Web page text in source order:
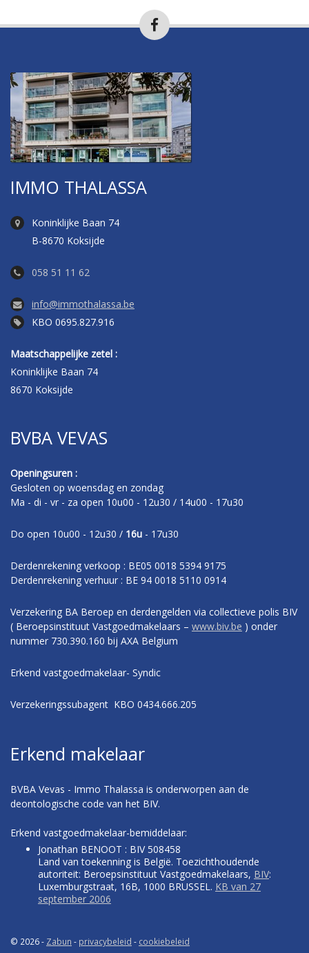
IMMO THALASSA
Koninklijke Baan 74
B-8670 Koksijde
058 51 11 62
info@immothalassa.be
KBO 0695.827.916
Maatschappelijke zetel :
Koninklijke Baan 74
8670 Koksijde
BVBA VEVAS
Openingsuren :
Gesloten op woensdag en zondag
Ma - di - vr - za open 10u00 - 12u30 / 14u00 - 17u30
Do open 10u00 - 12u30 / 16u - 17u30
Derdenrekening verkoop : BE05 0018 5394 9175
Derdenrekening verhuur : BE 94 0018 5110 0914
Verzekering BA Beroep en derdengelden via collectieve polis BIV
( Beroepsinstituut Vastgoedmakelaars – www.biv.be ) onder
nummer 730.390.160 bij AXA Belgium
Erkend vastgoedmakelaar- Syndic
Verzekeringssubagent KBO 0434.666.205
Erkend makelaar
BVBA Vevas - Immo Thalassa is onderworpen aan de
deontologische code van het BIV.
Erkend vastgoedmakelaar-bemiddelaar:
Jonathan BENOOT : BIV 508458
Land van toekenning is België. Toezichthoudende
autoriteit: Beroepsinstituut Vastgoedmakelaars, BIV:
Luxemburgstraat, 16B, 1000 BRUSSEL. KB van 27
september 2006
© 2026 - Zabun - privacybeleid - cookiebeleid